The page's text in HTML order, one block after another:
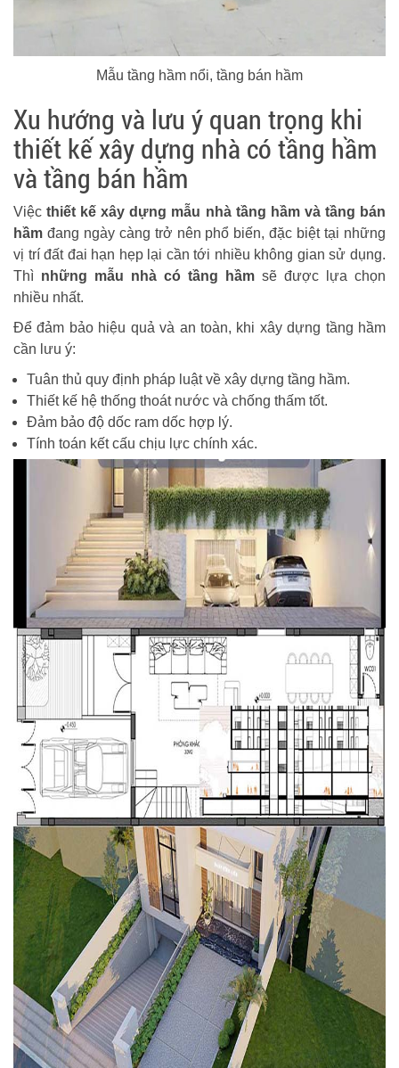
Mẫu tầng hầm nổi, tầng bán hầm
Xu hướng và lưu ý quan trọng khi
thiết kế xây dựng nhà có tầng hầm
và tầng bán hầm
Việcthiết kế xây dựng mẫu nhà tầng hầm và tầng bán
hầm đang ngày càng trở nên phổ biến, đặc biệt tại những
vị trí đất đai hạn hẹp lại cần tới nhiều không gian sử dụng.
Thì những mẫu nhà có tầng hầm sẽ được lựa chọn
nhiều nhất.
Để đảm bảo hiệu quả và an toàn, khi xây dựng tầng hầm
cần lưu ý:
Tuân thủ quy định pháp luật về xây dựng tầng hầm.
Thiết kế hệ thống thoát nước và chống thấm tốt.
Đảm bảo độ dốc ram dốc hợp lý.
Tính toán kết cấu chịu lực chính xác.